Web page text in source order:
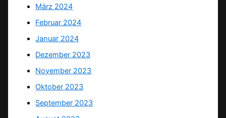
März 2024
Februar 2024
Januar 2024
Dezember 2023
November 2023
Oktober 2023
September 2023